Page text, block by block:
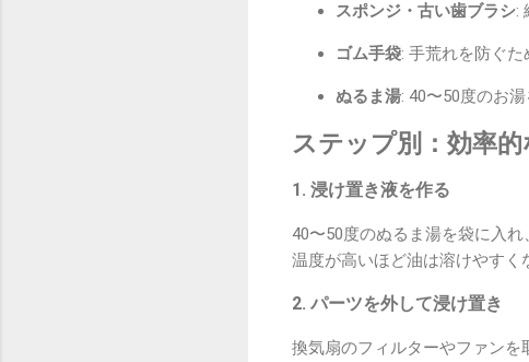
スポンジ・古い歯ブラシ:
ゴム手袋: 手荒れを防ぐた
ぬるま湯: 40〜50度のお
ステップ別：効率
1. 浸け置き液を作る
40〜50度のぬるま湯を袋に入
温度が高いほど油は溶けやすく
2. パーツを外して浸け置き
換気扇のフィルターやファンを